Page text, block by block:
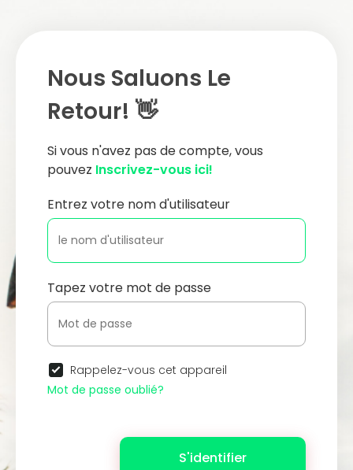
Nous Saluons Le
Retour! 👋
Si vous n'avez pas de compte, vous
pouvez Inscrivez-vous ici!
Entrez votre nom d'utilisateur
Tapez votre mot de passe
Rappelez-vous cet appareil
Mot de passe oublié?
S'identifier